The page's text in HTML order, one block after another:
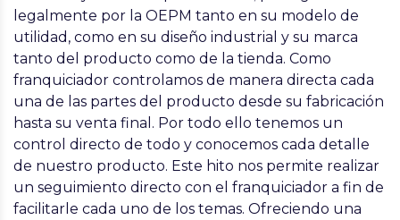
legalmente por la OEPM tanto en su modelo de
utilidad, como en su diseño industrial y su marca
tanto del producto como de la tienda. Como
franquiciador controlamos de manera directa cada
una de las partes del producto desde su fabricación
hasta su venta final. Por todo ello tenemos un
control directo de todo y conocemos cada detalle
de nuestro producto. Este hito nos permite realizar
un seguimiento directo con el franquiciador a fin de
facilitarle cada uno de los temas. Ofreciendo una